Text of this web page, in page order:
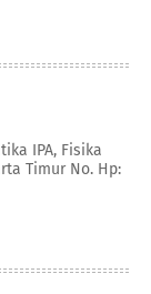
IPA, Fisika
Timur No. Hp: